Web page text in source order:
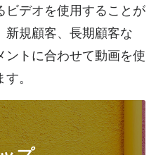
ビデオを使用することが
新規顧客、長期顧客な
ントに合わせて動画を使
。